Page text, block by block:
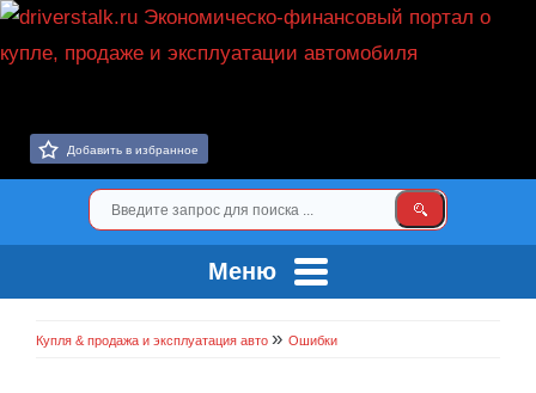
Добавить в избранное
Меню
Купля & продажа и эксплуатация авто » Ошибки